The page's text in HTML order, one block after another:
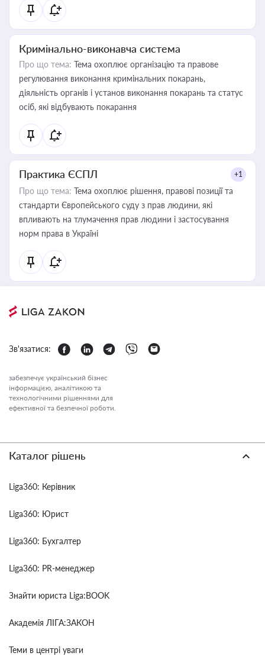
Кримінально-виконавча система
Про що тема: Тема охоплює організацію та правове
регулювання виконання кримінальних покарань,
діяльність органів і установ виконання покарань та статус
осіб, які відбувають покарання
Практика ЄСПЛ +1
Про що тема: Тема охоплює рішення, правові позиції та
стандарти Європейського суду з прав людини, які
впливають на тлумачення прав людини і застосування
норм права в Україні
Зв'язатися:
забезпечує український бізнес
інформацією, аналітикою та
технологічними рішеннями для
ефективної та безпечної роботи.
Каталог рішень
Liga360: Керівник
Liga360: Юрист
Liga360: Бухгалтер
Liga360: PR-менеджер
Знайти юриста Liga:BOOK
Академія ЛІГА:ЗАКОН
Теми в центрі уваги